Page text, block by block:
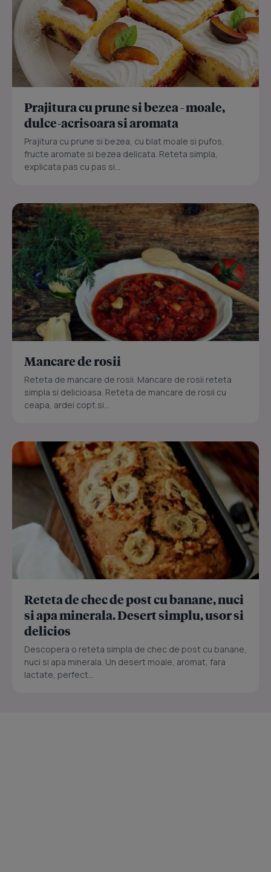
Prajitura cu prune si bezea - moale,
dulce-acrisoara si aromata
Prajitura cu prune si bezea, cu blat moale si pufos,
fructe aromate si bezea delicata. Reteta simpla,
explicata pas cu pas si...
Mancare de rosii
Reteta de mancare de rosii. Mancare de rosii reteta
simpla si delicioasa. Reteta de mancare de rosii cu
ceapa, ardei copt si...
Reteta de chec de post cu banane, nuci
si apa minerala. Desert simplu, usor si
delicios
Descopera o reteta simpla de chec de post cu banane,
nuci si apa minerala. Un desert moale, aromat, fara
lactate, perfect...